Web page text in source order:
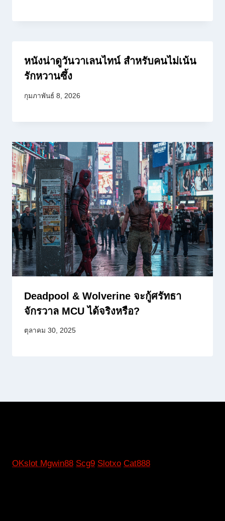
หนังน่าดูวันวาเลนไทน์ สำหรับคนไม่เน้น
รักหวานซึ้ง
กุมภาพันธ์ 8, 2026
Deadpool & Wolverine จะกู้ศรัทธา
จักรวาล MCU ได้จริงหรือ?
ตุลาคม 30, 2025
OKslot Mgwin88 Scg9 Slotxo Cat888